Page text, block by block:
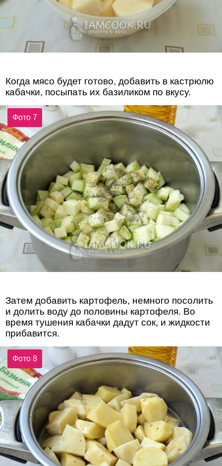
Когда мясо будет готово, добавить в кастрюлю
кабачки, посыпать их базиликом по вкусу.
Фото 7
Затем добавить картофель, немного посолить
и долить воду до половины картофеля. Во
время тушения кабачки дадут сок, и жидкости
прибавится.
Фото 8